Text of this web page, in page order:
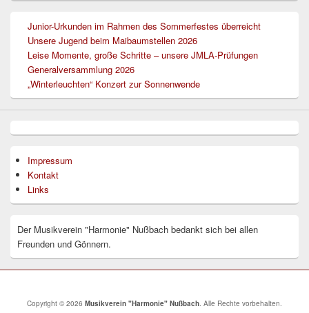
Junior-Urkunden im Rahmen des Sommerfestes überreicht
Unsere Jugend beim Maibaumstellen 2026
Leise Momente, große Schritte – unsere JMLA-Prüfungen
Generalversammlung 2026
„Winterleuchten“ Konzert zur Sonnenwende
Impressum
Kontakt
Links
Der Musikverein "Harmonie" Nußbach bedankt sich bei allen
Freunden und Gönnern.
Copyright © 2026 Musikverein "Harmonie" Nußbach . Alle Rechte vorbehalten.